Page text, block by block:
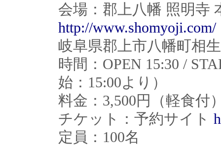
会場：郡上八幡 照明寺
http://www.shomyoji.com/
岐阜県郡上市八幡町相
時間：OPEN 15:30 /
始：15:00より）
料金：3,500円（軽食付
チケット：予約サイト
定員：100名